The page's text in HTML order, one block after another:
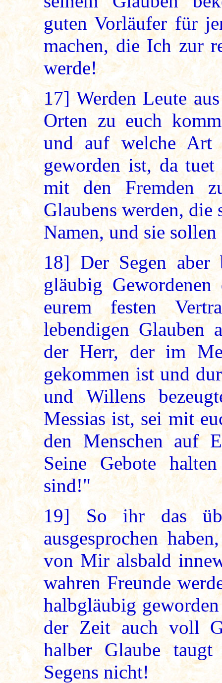
guten Vorläufer für
machen, die Ich zur
werde!
17]Werden Leute
Orten zu euch
und auf welche Art
geworden ist, da tuet
mit den Fremden
Glaubens werden, die
Namen, und sie
18]Der Segen aber
gläubig
eurem festen
lebendigen Glauben
der Herr, der im
gekommen ist und
und Willens
Messias ist, sei mit
den Menschen auf
Seine Gebote
sind!"
19] So ihr das
ausgesprochen
von Mir alsbald
wahren Freunde
halbgläubig
der Zeit auch voll
halber Glaube
Segens nicht!